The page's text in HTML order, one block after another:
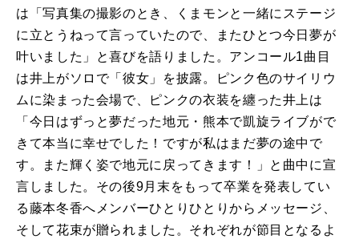
は「写真集の撮影のとき、くまモンと一緒にステージ
に立とうねって言っていたので、またひとつ今日夢が
叶いました」と喜びを語りました。アンコール1曲目
は井上がソロで「彼女」を披露。ピンク色のサイリウ
ムに染まった会場で、ピンクの衣装を纏った井上は
「今日はずっと夢だった地元・熊本で凱旋ライブがで
きて本当に幸せでした！ですが私はまだ夢の途中で
す。また輝く姿で地元に戻ってきます！」と曲中に宣
言しました。その後9月末をもって卒業を発表してい
る藤本冬香へメンバーひとりひとりからメッセージ、
そして花束が贈られました。それぞれが節目となるよ